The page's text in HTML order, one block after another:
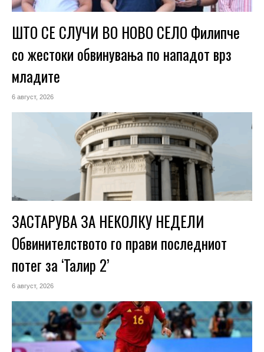
ШТО СЕ СЛУЧИ ВО НОВО СЕЛО Филипче
со жестоки обвинувања по нападот врз
младите
6 август, 2026
ЗАСТАРУВА ЗА НЕКОЛКУ НЕДЕЛИ
Обвинителството го прави последниот
потег за ‘Талир 2’
6 август, 2026